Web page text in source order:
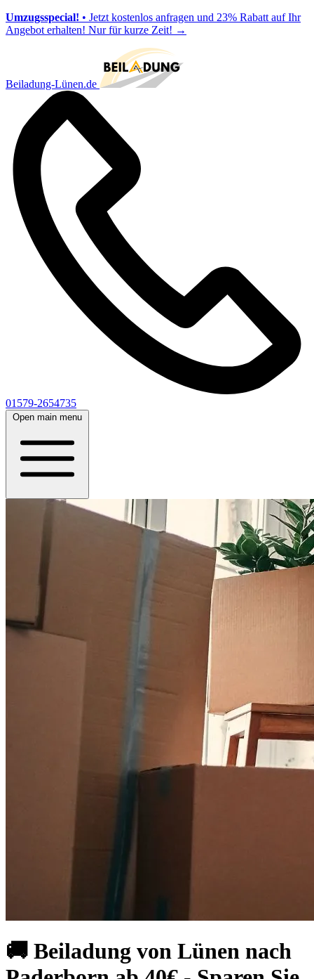
Umzugsspecial! • Jetzt kostenlos anfragen und 23% Rabatt auf Ihr
Angebot erhalten! Nur für kurze Zeit! →
Beiladung-Lünen.de
01579-2654735
Open main menu
🚚 Beiladung von Lünen nach